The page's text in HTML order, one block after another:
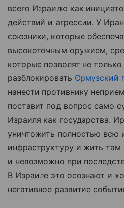
всего Израилю как
действий и агрессии. У
союзники, которые
высокоточным оружием,
которые позволят не
разблокировать Ормузский
нанести противнику
поставит под вопрос само
Израиля как государства.
уничтожить полностью всю
инфраструктуру и жить там
и невозможно при
В Израиле это осознают и
негативное развитие